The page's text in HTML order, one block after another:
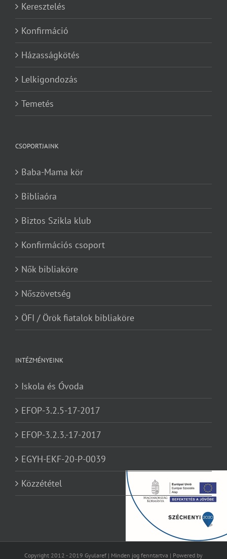
Keresztelés
Konfirmáció
Házasságkötés
Lelkigondozás
Temetés
CSOPORTJAINK
Baba-Mama kör
Bibliaóra
Biztos Szikla klub
Konfirmációs csoport
Nők bibliaköre
Nőszövetség
ÖFI / Örök fiatalok bibliaköre
INTÉZMÉNYEINK
Iskola és Óvoda
EFOP-3.2.5-17-2017
EFOP-3.2.3.-17-2017
EGYH-EKF-20-P-0039
Közzététel
Copyright 2012 - 2019 Gyularef | Minden jog fenntartva | Powered by